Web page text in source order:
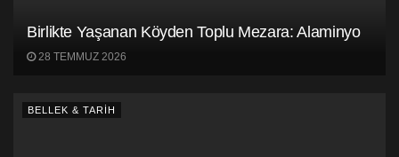
Birlikte Yaşanan Köyden Toplu Mezara: Alaminyo
28 TEMMUZ 2026
BELLEK & TARİH